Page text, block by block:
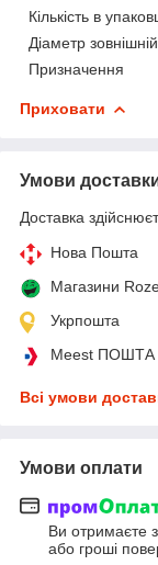
Кількість в
Діаметр зовнішній
Призначення
Приховати
Умови
Доставка
Нова Пошта
Магазини
Укрпошта
Meest ПОШТА
Всі умови
Умови оплати
Ви отримаєте
або гроші